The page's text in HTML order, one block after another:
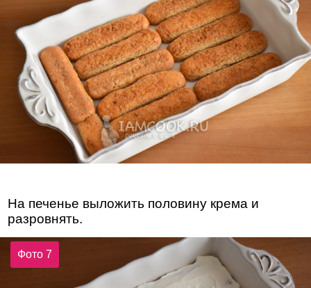
На печенье выложить половину крема и
разровнять.
Фото 7